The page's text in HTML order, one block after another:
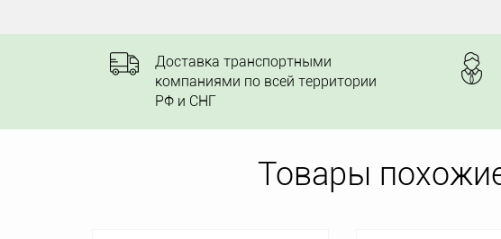
Доставка транспортными
компаниями по всей территории
РФ и СНГ
Товары